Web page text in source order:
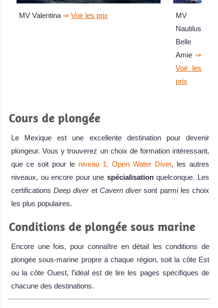
MV Valentina ⇒ Voir les prix
MV
Nautilus
Belle
Amie ⇒
Voir les
prix
Cours de plongée
Le Mexique est une excellente destination pour devenir
plongeur. Vous y trouverez un choix de formation intéressant,
que ce soit pour le niveau 1, Open Water Diver, les autres
niveaux, ou encore pour une spécialisationquelconque. Les
certificationsDeep diveret Cavern diversont parmi les choix
les plus populaires.
Conditions de plongée sous marine
Encore une fois, pour connaître en détail les conditions de
plongée sous-marine propre à chaque région, soit la côte Est
ou la côte Ouest, l’idéal est de lire les pages spécifiques de
chacune des destinations.